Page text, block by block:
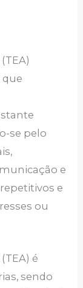
que
se pelo
e
e
ou
é
sendo